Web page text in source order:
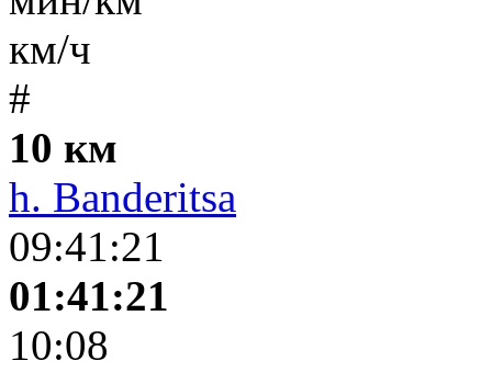
км/ч
#
10 км
h. Banderitsa
09:41:21
01:41:21
10:08